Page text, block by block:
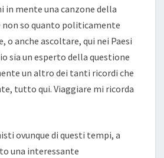
in mente una canzone della
non so quanto politicamente
o anche ascoltare, qui nei Paesi
sia un esperto della questione
un altro dei tanti ricordi che
tutto qui. Viaggiare mi ricorda
ovunque di questi tempi, a
una interessante